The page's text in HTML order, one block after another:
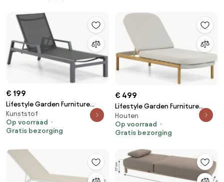
€ 199
Lifestyle Garden Furniture
Licata Ligbed Verstelbaar
Aluminium/textileen Grijs
Kunststof
Op voorraad
Gratis bezorging
€ 499
Lifestyle Garden Furniture
Bloom Ligbed Aluminium/rope
Grijs
Houten
Op voorraad
Gratis bezorging